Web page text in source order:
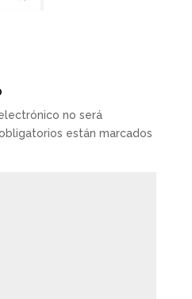
no será
están marcados